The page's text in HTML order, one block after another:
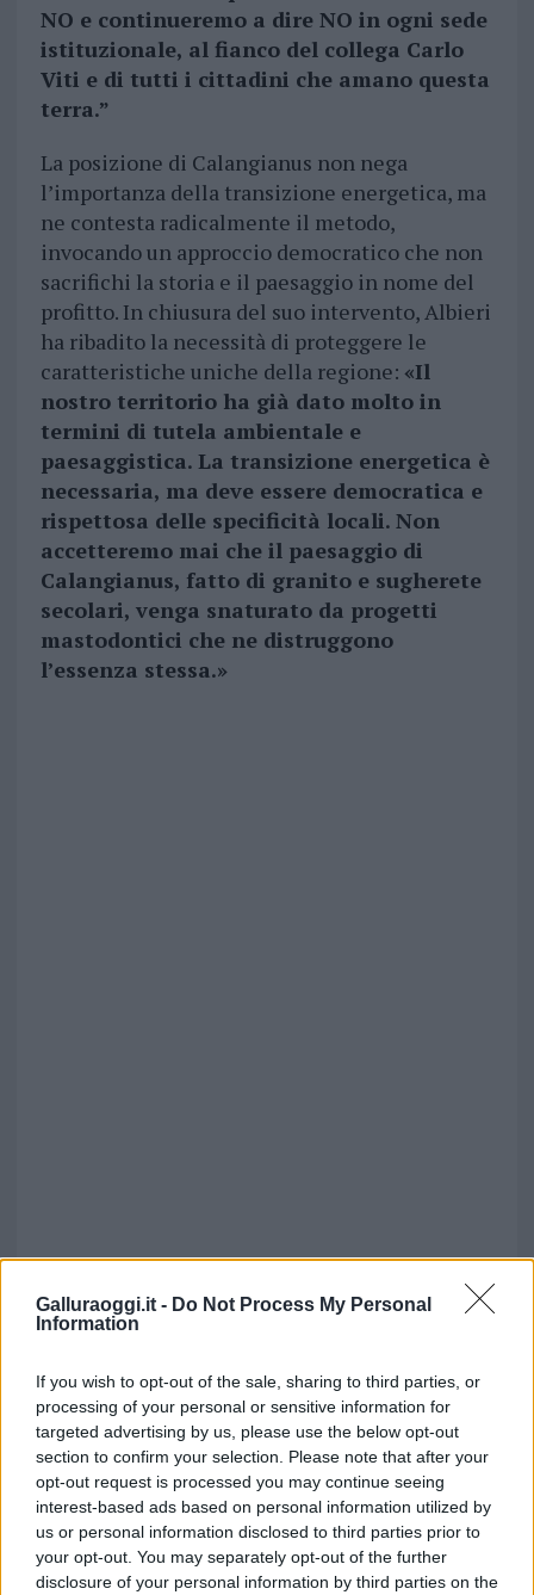
Galluraoggi.it - Do Not Process My Personal
Information
If you wish to opt-out of the sale, sharing to third parties, or
processing of your personal or sensitive information for
targeted advertising by us, please use the below opt-out
section to confirm your selection. Please note that after your
opt-out request is processed you may continue seeing
interest-based ads based on personal information utilized by
us or personal information disclosed to third parties prior to
your opt-out. You may separately opt-out of the further
disclosure of your personal information by third parties on the
NO e continueremo a dire NO in ogni sede
istituzionale, al fianco del collega Carlo
Viti e di tutti i cittadini che amano questa
terra.”
La posizione di Calangianus non nega
l’importanza della transizione energetica, ma
ne contesta radicalmente il metodo,
invocando un approccio democratico che non
sacrifichi la storia e il paesaggio in nome del
profitto. In chiusura del suo intervento, Albieri
ha ribadito la necessità di proteggere le
caratteristiche uniche della regione: «Il
nostro territorio ha già dato molto in
termini di tutela ambientale e
paesaggistica. La transizione energetica è
necessaria, ma deve essere democratica e
rispettosa delle specificità locali. Non
accetteremo mai che il paesaggio di
Calangianus, fatto di granito e sugherete
secolari, venga snaturato da progetti
mastodontici che ne distruggono
l’essenza stessa.»
Vuoi rimuovere le pubblicità nazionali?